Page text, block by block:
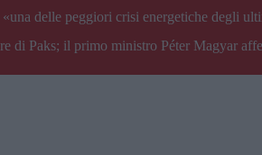
delle peggiori crisi energetiche degli
di Paks; il primo ministro Péter Magyar